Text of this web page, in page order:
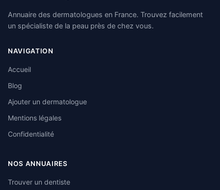
Annuaire des dermatologues en France. Trouvez facilement
un spécialiste de la peau près de chez vous.
NAVIGATION
Accueil
Blog
Ajouter un dermatologue
Mentions légales
Confidentialité
NOS ANNUAIRES
Trouver un dentiste